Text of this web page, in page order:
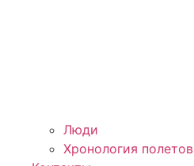
Люди
Хронология полетов